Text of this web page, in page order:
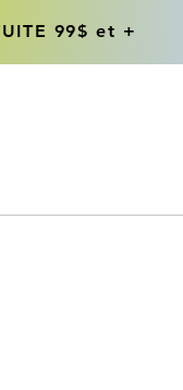
99$ et +
99$ et +